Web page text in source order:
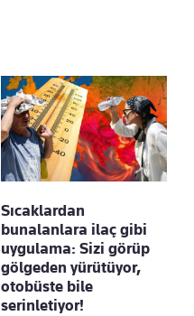
Sıcaklardan
bunalanlara ilaç gibi
uygulama: Sizi görüp
gölgeden yürütüyor,
otobüste bile
serinletiyor!